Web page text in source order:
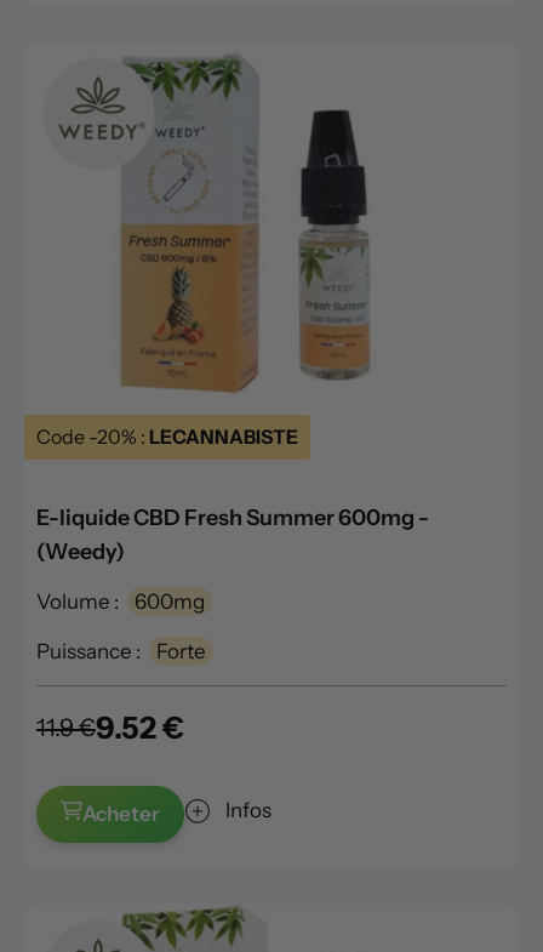
Code -20% : LECANNABISTE
E-liquide CBD Fresh Summer 600mg -
(Weedy)
Volume : 600mg
Puissance : Forte
11.9 €9.52 €
Acheter Infos